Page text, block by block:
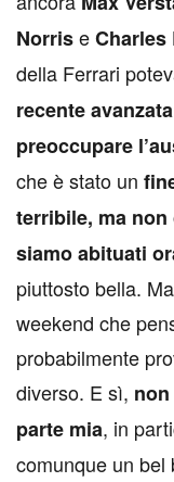
NorriseCharles
della Ferrari
recente
preoccupare
che è stato un
terribile, ma
siamo abituati
piuttosto bella.
weekend che
probabilmente
diverso. E sì,
parte mia, in
comunque un bel